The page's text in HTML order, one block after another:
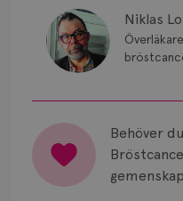
Niklas
Behöver